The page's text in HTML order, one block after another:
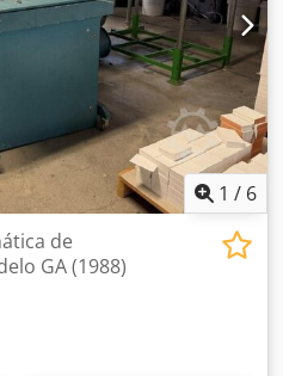
1 / 6
de
GA (1988)